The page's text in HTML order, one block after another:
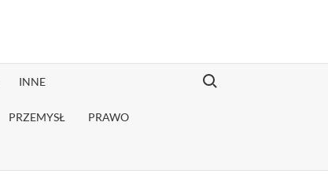
INNE
PRZEMYSŁ PRAWO
Search for: